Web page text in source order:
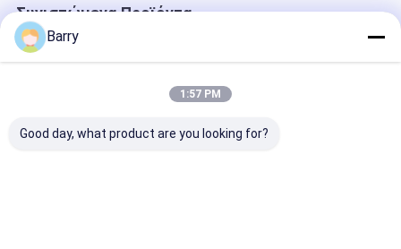
Συνιστώμενα Προϊόντα
Barry
1:57 PM
Good day, what product are you looking for?